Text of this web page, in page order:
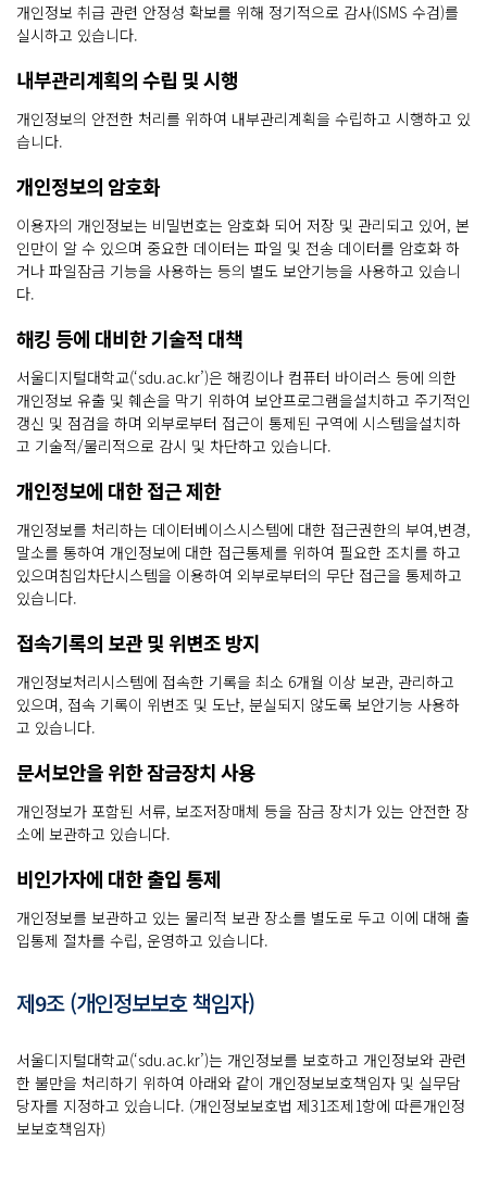
개인정보 취급 관련 안정성 확보를 위해 정기적으로 감사(ISMS 수검)를
실시하고 있습니다.
내부관리계획의 수립 및 시행
개인정보의 안전한 처리를 위하여 내부관리계획을 수립하고 시행하고 있
습니다.
개인정보의 암호화
이용자의 개인정보는 비밀번호는 암호화 되어 저장 및 관리되고 있어, 본
인만이 알 수 있으며 중요한 데이터는 파일 및 전송 데이터를 암호화 하
거나 파일잠금 기능을 사용하는 등의 별도 보안기능을 사용하고 있습니
다.
해킹 등에 대비한 기술적 대책
서울디지털대학교(‘sdu.ac.kr’)은 해킹이나 컴퓨터 바이러스 등에 의한
개인정보 유출 및 훼손을 막기 위하여 보안프로그램을설치하고 주기적인
갱신 및 점검을 하며 외부로부터 접근이 통제된 구역에 시스템을설치하
고 기술적/물리적으로 감시 및 차단하고 있습니다.
개인정보에 대한 접근 제한
개인정보를 처리하는 데이터베이스시스템에 대한 접근권한의 부여,변경,
말소를 통하여 개인정보에 대한 접근통제를 위하여 필요한 조치를 하고
있으며침입차단시스템을 이용하여 외부로부터의 무단 접근을 통제하고
있습니다.
접속기록의 보관 및 위변조 방지
개인정보처리시스템에 접속한 기록을 최소 6개월 이상 보관, 관리하고
있으며, 접속 기록이 위변조 및 도난, 분실되지 않도록 보안기능 사용하
고 있습니다.
문서보안을 위한 잠금장치 사용
개인정보가 포함된 서류, 보조저장매체 등을 잠금 장치가 있는 안전한 장
소에 보관하고 있습니다.
비인가자에 대한 출입 통제
개인정보를 보관하고 있는 물리적 보관 장소를 별도로 두고 이에 대해 출
입통제 절차를 수립, 운영하고 있습니다.
제9조 (개인정보보호 책임자)
서울디지털대학교(‘sdu.ac.kr’)는 개인정보를 보호하고 개인정보와 관련
한 불만을 처리하기 위하여 아래와 같이 개인정보보호책임자 및 실무담
당자를 지정하고 있습니다. (개인정보보호법 제31조제1항에 따른개인정
보보호책임자)